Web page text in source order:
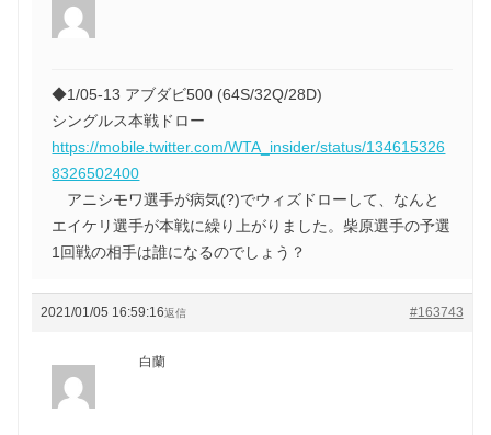
◆1/05-13 アブダビ500 (64S/32Q/28D)
シングルス本戦ドロー
https://mobile.twitter.com/WTA_insider/status/134615326
8326502400
アニシモワ選手が病気(?)でウィズドローして、なんと
エイケリ選手が本戦に繰り上がりました。柴原選手の予選
1回戦の相手は誰になるのでしょう？
2021/01/05 16:59:16 #163743
返信
白蘭